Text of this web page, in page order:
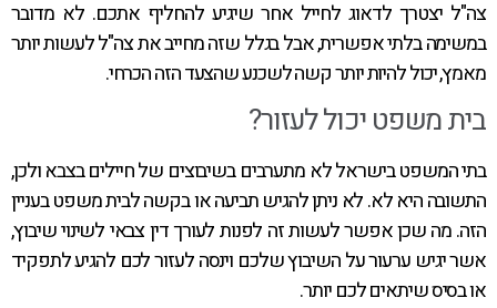
צה"ל יצטרך לדאוג לחייל אחר שיגיע להחליף אתכם. לא מדובר
במשימה בלתי אפשרית, אבל בגלל שזה מחייב את צה"ל לעשות יותר
מאמץ, יכול להיות יותר קשה לשכנע שהצעד הזה הכרחי.
בית משפט יכול לעזור?
בתי המשפט בישראל לא מתערבים בשיבוצים של חיילים בצבא ולכן,
התשובה היא לא. לא ניתן להגיש תביעה או בקשה לבית משפט בעניין
הזה. מה שכן אפשר לעשות זה לפנות לעורך דין צבאי לשינוי שיבוץ,
אשר יגיש ערעור על השיבוץ שלכם וינסה לעזור לכם להגיע לתפקיד
או בסיס שיתאים לכם יותר.